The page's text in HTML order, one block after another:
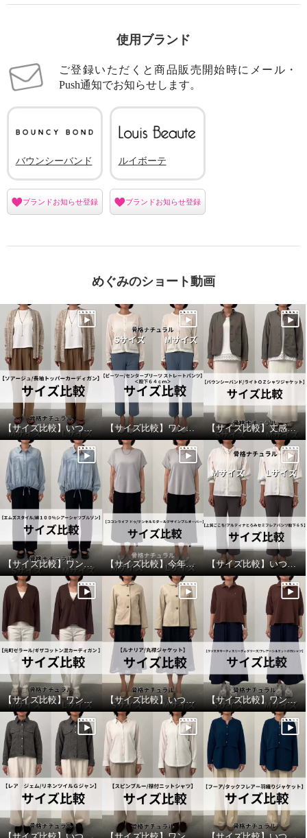
ＢＯＵＮＣＹ ＢＯＮＤ センス
＆スタイルアップ！ クリアコッ
トン ２ウェイカラー ライトシャ
ツジャケット
オリーブ
¥0
ＢＯＵＮＣＹ ＢＯＮＤ センス
＆スタイルアップ！ クリアコッ
トン ２ウェイカラー ライトシャ
ツジャケット
オリーブ Ｍ
¥0
使用ブランド
ご登録いただくと商品販売開始時にメール・
Push通知でお知らせします。
バウンシーバンド
ブランドお知らせ登録
ルイボーテ
ブランドお知らせ登録
めぐみのショート動画
【サイズ比較】いつものサイズがおすすめ 【サイズ比較】ワンサイズダウンもありです 【サイズ比較】丈感かボリューム感で選ぶのがおすすめ
【サイズ比較】ワンサイズ下がおすすめ 【サイズ比較】今年ぽさを出すならワンサイズアップ 【サイズ比較】いつものサイズがおすすめ
【サイズ比較】ワンサイズアップがオススメ 【サイズ比較】いつものサイズで良いです 【サイズ比較】ワンサイズ下がおすすめ